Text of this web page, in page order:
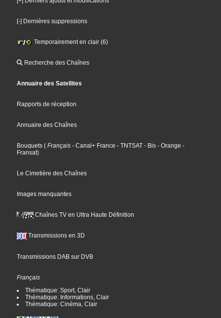
[-] Dernières suppressions
Temporairement en clair (6)
Recherche des Chaînes
Annuaire des Satellites
Rapports de réception
Annuaire des Chaînes
Bouquets ( Français - Canal+ France - TNTSAT - Bis - Orange -
Fransat)
Le Cimetière des Chaînes
Images manquantes
Chaînes TV en Ultra Haute Définition
Transmissions en 3D
Transmissions DAB sur DVB
Français
Thématique: Sport, Clair
Thématique: Informations, Clair
Thématique: Cinéma, Clair